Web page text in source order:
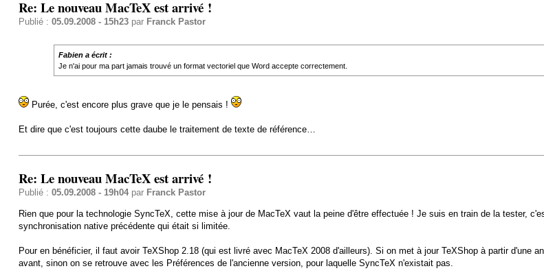
Re: Le nouveau MacTeX est arrivé !
Publié : 05.09.2008 - 15h23par Franck Pastor
Fabien a écrit :
Je n'ai pour ma part jamais trouvé un format vectoriel que Word accepte correctement.
Purée, c'est encore plus grave que je le pensais !
Et dire que c'est toujours cette daube le traitement de texte de référence…
Re: Le nouveau MacTeX est arrivé !
Publié : 05.09.2008 - 19h04par Franck Pastor
Rien que pour la technologie SyncTeX, cette mise à jour de MacTeX vaut la peine d'être effectuée ! Je suis en train de la tester,
synchronisation native précédente qui était si limitée.
Pour en bénéficier, il faut avoir TeXShop 2.18 (qui est livré avec MacTeX 2008 d'ailleurs). Si on met à jour TeXShop à partir d'une
avant, sinon on se retrouve avec les Préférences de l'ancienne version, pour laquelle SyncTeX n'existait pas.